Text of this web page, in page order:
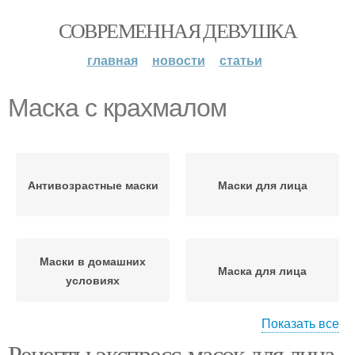
СОВРЕМЕННАЯ ДЕВУШКА
главная новости статьи
Маска с крахмалом
Антивозрастные маски Маски для лица
Маски в домашних
условиях
Маска для лица
Показать все